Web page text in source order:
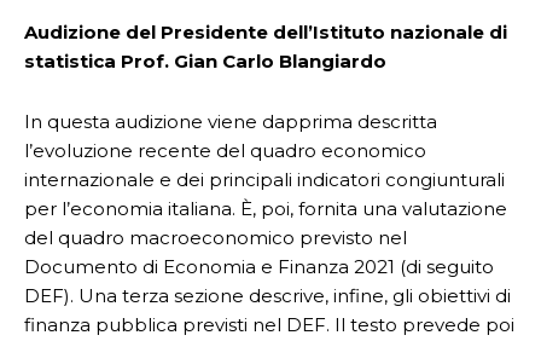
Audizione del Presidente dell’Istituto nazionale di
statistica Prof. Gian Carlo Blangiardo
In questa audizione viene dapprima descritta
l’evoluzione recente del quadro economico
internazionale e dei principali indicatori congiunturali
per l’economia italiana. È, poi, fornita una valutazione
del quadro macroeconomico previsto nel
Documento di Economia e Finanza 2021 (di seguito
DEF). Una terza sezione descrive, infine, gli obiettivi di
finanza pubblica previsti nel DEF. Il testo prevede poi